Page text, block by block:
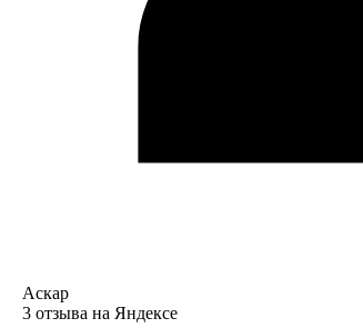
Аскар
3 отзыва на Яндексе